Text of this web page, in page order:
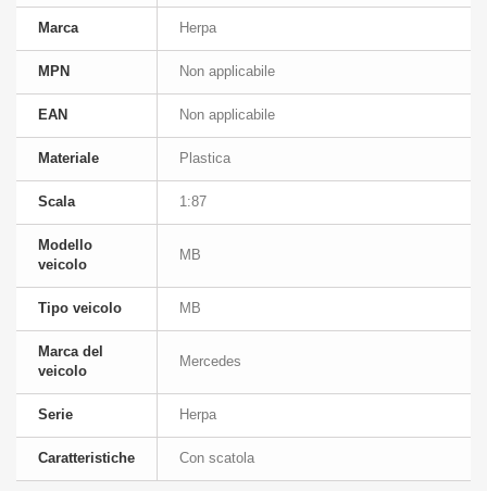
Marca Herpa
MPN Non applicabile
EAN Non applicabile
Materiale Plastica
Scala 1:87
Modello
veicolo
MB
Tipo veicolo MB
Marca del
veicolo
Mercedes
Serie Herpa
Caratteristiche Con scatola